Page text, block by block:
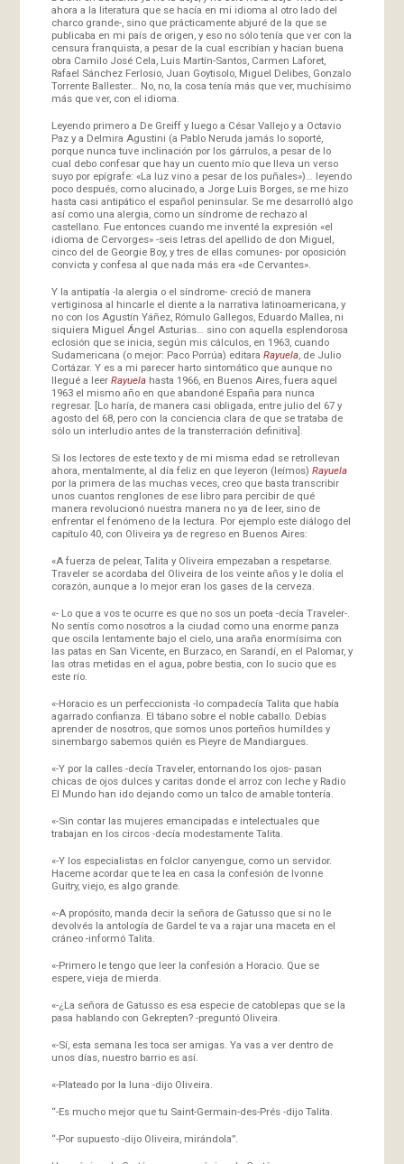
ahora a la literatura que se hacía en mi idioma al otro lado del
charco grande-, sino que prácticamente abjuré de la que se
publicaba en mi país de origen, y eso no sólo tenía que ver con la
censura franquista, a pesar de la cual escribían y hacían buena
obra Camilo José Cela, Luis Martín-Santos, Carmen Laforet,
Rafael Sánchez Ferlosio, Juan Goytisolo, Miguel Delibes, Gonzalo
Torrente Ballester… No, no, la cosa tenía más que ver, muchísimo
más que ver, con el idioma.
Leyendo primero a De Greiff y luego a César Vallejo y a Octavio
Paz y a Delmira Agustini (a Pablo Neruda jamás lo soporté,
porque nunca tuve inclinación por los gárrulos, a pesar de lo
cual debo confesar que hay un cuento mío que lleva un verso
suyo por epígrafe: «La luz vino a pesar de los puñales»)… leyendo
poco después, como alucinado, a Jorge Luis Borges, se me hizo
hasta casi antipático el español peninsular. Se me desarrolló algo
así como una alergia, como un síndrome de rechazo al
castellano. Fue entonces cuando me inventé la expresión «el
idioma de Cervorges» -seis letras del apellido de don Miguel,
cinco del de Georgie Boy, y tres de ellas comunes- por oposición
convicta y confesa al que nada más era «de Cervantes».
Y la antipatía -la alergia o el síndrome- creció de manera
vertiginosa al hincarle el diente a la narrativa latinoamericana, y
no con los Agustín Yáñez, Rómulo Gallegos, Eduardo Mallea, ni
siquiera Miguel Ángel Asturias… sino con aquella esplendorosa
eclosión que se inicia, según mis cálculos, en 1963, cuando
Sudamericana (o mejor: Paco Porrúa) editara Rayuela, de Julio
Cortázar. Y es a mi parecer harto sintomático que aunque no
llegué a leer Rayuelahasta 1966, en Buenos Aires, fuera aquel
1963 el mismo año en que abandoné España para nunca
regresar. [Lo haría, de manera casi obligada, entre julio del 67 y
agosto del 68, pero con la conciencia clara de que se trataba de
sólo un interludio antes de la transterración definitiva].
Si los lectores de este texto y de mi misma edad se retrollevan
ahora, mentalmente, al día feliz en que leyeron (leímos) Rayuela
por la primera de las muchas veces, creo que basta transcribir
unos cuantos renglones de ese libro para percibir de qué
manera revolucionó nuestra manera no ya de leer, sino de
enfrentar el fenómeno de la lectura. Por ejemplo este diálogo del
capítulo 40, con Oliveira ya de regreso en Buenos Aires:
«A fuerza de pelear, Talita y Oliveira empezaban a respetarse.
Traveler se acordaba del Oliveira de los veinte años y le dolía el
corazón, aunque a lo mejor eran los gases de la cerveza.
«- Lo que a vos te ocurre es que no sos un poeta -decía Traveler-.
No sentís como nosotros a la ciudad como una enorme panza
que oscila lentamente bajo el cielo, una araña enormísima con
las patas en San Vicente, en Burzaco, en Sarandí, en el Palomar, y
las otras metidas en el agua, pobre bestia, con lo sucio que es
este río.
«-Horacio es un perfeccionista -lo compadecía Talita que había
agarrado confianza. El tábano sobre el noble caballo. Debías
aprender de nosotros, que somos unos porteños humildes y
sinembargo sabemos quién es Pieyre de Mandiargues.
«-Y por la calles -decía Traveler, entornando los ojos- pasan
chicas de ojos dulces y caritas donde el arroz con leche y Radio
El Mundo han ido dejando como un talco de amable tontería.
«-Sin contar las mujeres emancipadas e intelectuales que
trabajan en los circos -decía modestamente Talita.
«-Y los especialistas en folclor canyengue, como un servidor.
Haceme acordar que te lea en casa la confesión de Ivonne
Guitry, viejo, es algo grande.
«-A propósito, manda decir la señora de Gatusso que si no le
devolvés la antología de Gardel te va a rajar una maceta en el
cráneo -informó Talita.
«-Primero le tengo que leer la confesión a Horacio. Que se
espere, vieja de mierda.
«-¿La señora de Gatusso es esa especie de catoblepas que se la
pasa hablando con Gekrepten? -preguntó Oliveira.
«-Sí, esta semana les toca ser amigas. Ya vas a ver dentro de
unos días, nuestro barrio es así.
«-Plateado por la luna -dijo Oliveira.
“-Es mucho mejor que tu Saint-Germain-des-Prés -dijo Talita.
“-Por supuesto -dijo Oliveira, mirándola”.